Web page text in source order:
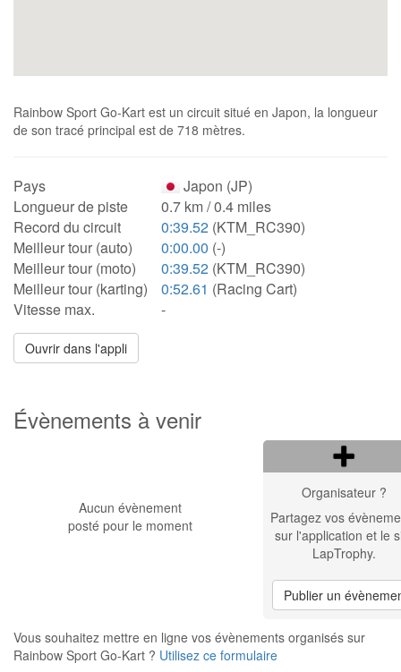
Rainbow Sport Go-Kart est un circuit situé en Japon, la longueur
de son tracé principal est de 718 mètres.
Pays
Japon (JP)
Longueur de piste
0.7 km / 0.4 miles
Record du circuit
0:39.52 (KTM_RC390)
Meilleur tour (auto)
0:00.00 (-)
Meilleur tour (moto)
0:39.52 (KTM_RC390)
Meilleur tour (karting)
0:52.61 (Racing Cart)
Vitesse max.
-
Ouvrir dans l'appli
Évènements à venir
Aucun évènement
posté pour le moment
Organisateur ?
Partagez vos
sur l'application et le
LapTrophy.
Publier un
Vous souhaitez mettre en ligne vos évènements organisés sur
Rainbow Sport Go-Kart ? Utilisez ce formulaire